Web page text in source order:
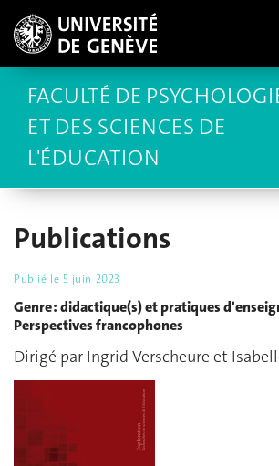
FACULTÉ DE
ET DES SCIENCES DE
L'ÉDUCATION
Publications
Publié le 5 juin 2023
Genre : didactique(s) et pratiques
Perspectives francophones
Dirigé par Ingrid Verscheure et